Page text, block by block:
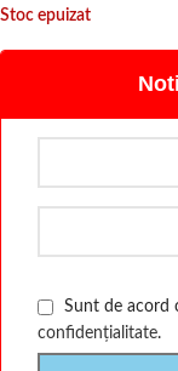
Stoc epuizat
Sunt de acord
confidențialitate.